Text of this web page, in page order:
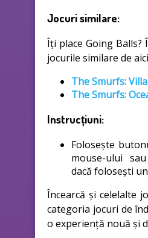
Jocuri similare:
Îți place Going Balls?
jocurile similare de
The Smurfs:
The Smurfs:
Instrucțiuni:
Folosește
mouse-ului
dacă folosești
Încearcă și celelalte
categoria jocuri de
o experiență nouă și